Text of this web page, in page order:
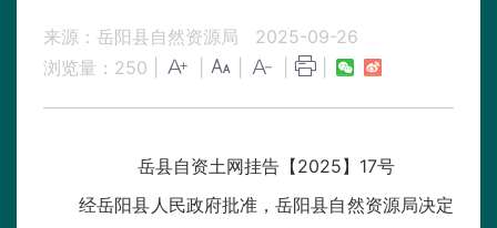
来源：岳阳县自然资源局
2025-09-26
浏览量： 250
岳县自资土网挂告【2025】17号
经岳阳县人民政府批准，岳阳县自然资源局决定